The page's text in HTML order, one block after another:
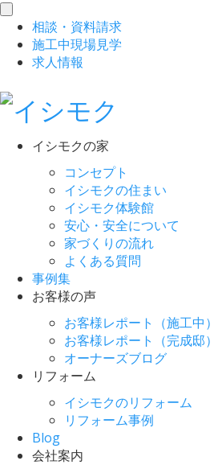
toggle
navigation
相談 ・ 資料請求
施工中現場見学
求人情報
イシモクの家
コンセプト
イシモクの住まい
イシモク体験館
安心・安全について
家づくりの流れ
よくある質問
事例集
お客様の声
お客様レポート（施工中）
お客様レポート（完成邸）
オーナーズブログ
リフォーム
イシモクのリフォーム
リフォーム事例
Blog
会社案内